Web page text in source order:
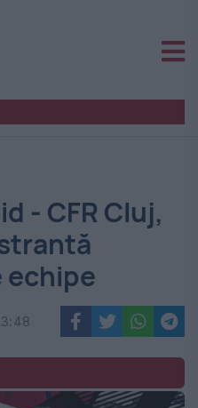
- CFR Cluj,
echipe